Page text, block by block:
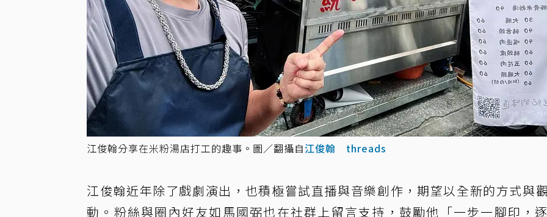
江俊翰分享在米粉湯店打工的趣事。圖／翻攝自江俊翰 threads
江俊翰近年除了戲劇演出，也積極嘗試直播與音樂創作，期望以全新的方式與
動。粉絲與圈內好友如馬國弼也在社群上留言支持，鼓勵他「一步一腳印，